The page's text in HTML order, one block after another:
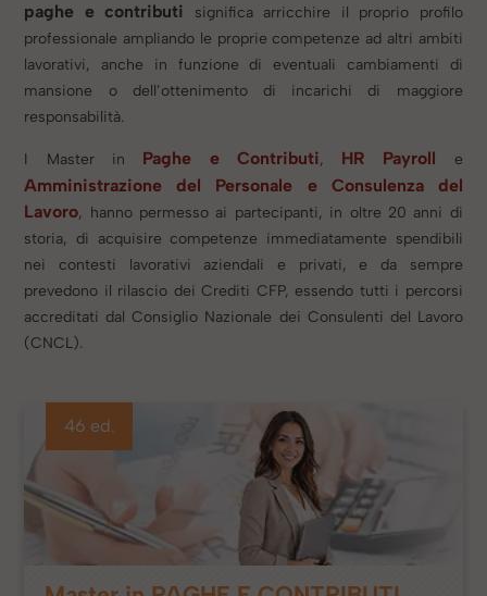
paghe e contributi significa arricchire il proprio profilo
professionale ampliando le proprie competenze ad altri ambiti
lavorativi, anche in funzione di eventuali cambiamenti di
mansione o dell’ottenimento di incarichi di maggiore
responsabilità.
I Master in Paghe e Contributi, HR Payroll e
Amministrazione del Personale e Consulenza del
Lavoro, hanno permesso ai partecipanti, in oltre 20 anni di
storia, di acquisire competenze immediatamente spendibili
nei contesti lavorativi aziendali e privati, e da sempre
prevedono il rilascio dei Crediti CFP, essendo tutti i percorsi
accreditati dal Consiglio Nazionale dei Consulenti del Lavoro
(CNCL).
46 ed.